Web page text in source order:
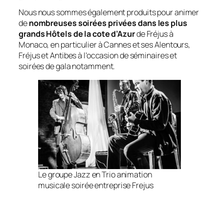
Nous nous sommes également produits pour animer
denombreuses soirées privées dans les plus
grands Hôtels de la cote d’Azurde Fréjus à
Monaco, en particulier à Cannes et ses Alentours,
Fréjus et Antibes à l’occasion de séminaires et
soirées de gala notamment.
Le groupe Jazz en Trio animation
musicale soirée entreprise Frejus